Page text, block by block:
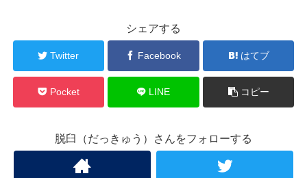
シェアする
Twitter Facebook はてブ
Pocket LINE コピー
脱臼（だっきゅう）さんをフォローする